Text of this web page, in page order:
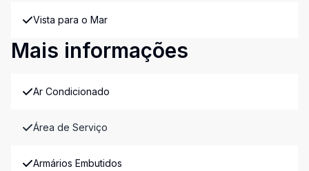
Vista para o Mar
Mais informações
Ar Condicionado
Área de Serviço
Armários Embutidos